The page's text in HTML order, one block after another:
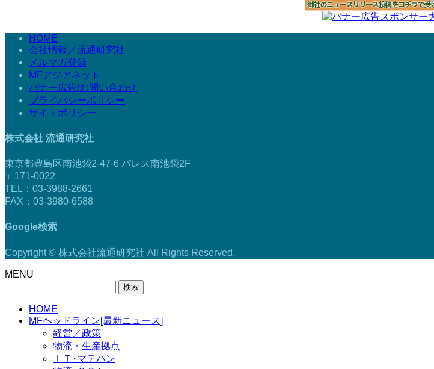
HOME
会社情報／流通研究社
メルマガ登録
MFアジアネット
バナー広告/お問い合わせ
プライバシーポリシー
サイトポリシー
株式会社 流通研究社
東京都豊島区南池袋2-47-6 パレス南池袋2F
〒171-0022
TEL：03-3988-2661
FAX：03-3980-6588
Google検索
Copyright © 株式会社流通研究社 All Rights Reserved.
MENU
HOME
MFヘッドライン[最新ニュース]
経営／政策
物流・生産拠点
ＩＴ･マテハン